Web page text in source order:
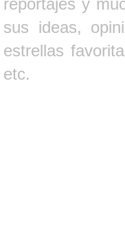
sus ideas,
estrellas
etc.